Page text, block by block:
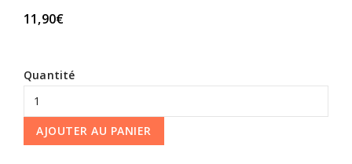
11,90€
Quantité
AJOUTER AU PANIER